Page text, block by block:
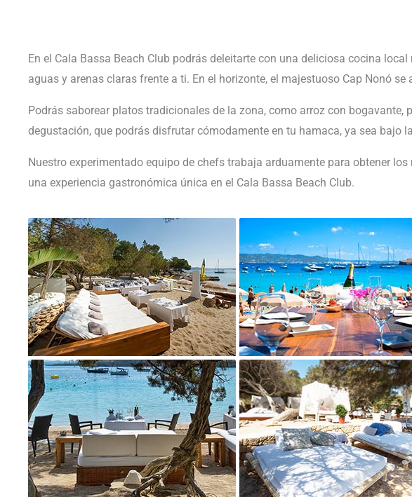
En el Cala Bassa Beach Club podrás deleitarte con una deliciosa cocina
aguas y arenas claras frente a ti. En el horizonte, el majestuoso Cap Nonó
Podrás saborear platos tradicionales de la zona, como arroz con
degustación, que podrás disfrutar cómodamente en tu hamaca, ya sea bajo
Nuestro experimentado equipo de chefs trabaja arduamente para obtener
una experiencia gastronómica única en el Cala Bassa Beach Club.